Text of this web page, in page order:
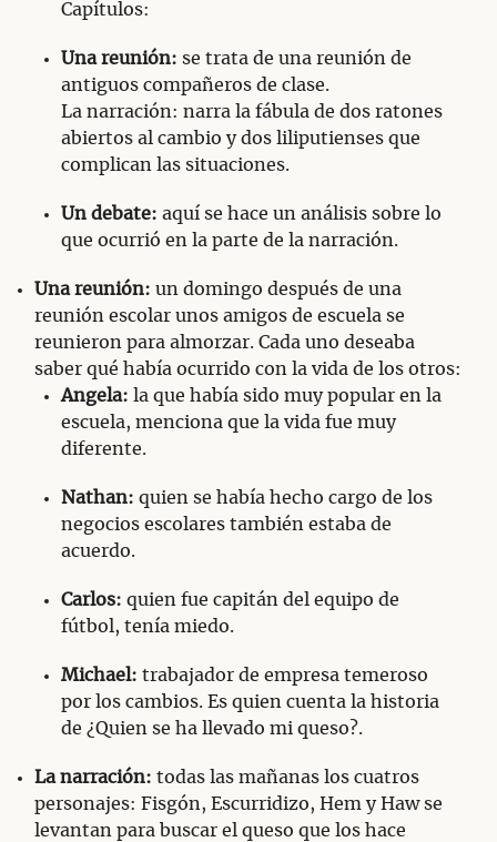
Capítulos:
Una reunión: se trata de una reunión de
antiguos compañeros de clase.
La narración: narra la fábula de dos ratones
abiertos al cambio y dos liliputienses que
complican las situaciones.
Un debate: aquí se hace un análisis sobre lo
que ocurrió en la parte de la narración.
Una reunión: un domingo después de una
reunión escolar unos amigos de escuela se
reunieron para almorzar. Cada uno deseaba
saber qué había ocurrido con la vida de los otros:
Angela: la que había sido muy popular en la
escuela, menciona que la vida fue muy
diferente.
Nathan: quien se había hecho cargo de los
negocios escolares también estaba de
acuerdo.
Carlos: quien fue capitán del equipo de
fútbol, tenía miedo.
Michael: trabajador de empresa temeroso
por los cambios. Es quien cuenta la historia
de ¿Quien se ha llevado mi queso?.
La narración: todas las mañanas los cuatros
personajes: Fisgón, Escurridizo, Hem y Haw se
levantan para buscar el queso que los hace